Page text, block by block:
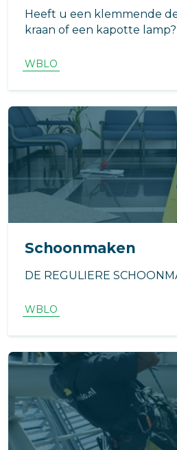
Heeft u een klemmende
kraan of een kapotte
kluswerk uit te voeren,
WBLO
Schoonmaken
DE REGULIERE
WBLO